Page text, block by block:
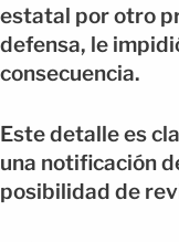
estatal por otro
defensa, le
consecuencia.
Este detalle es
una notificación
posibilidad de